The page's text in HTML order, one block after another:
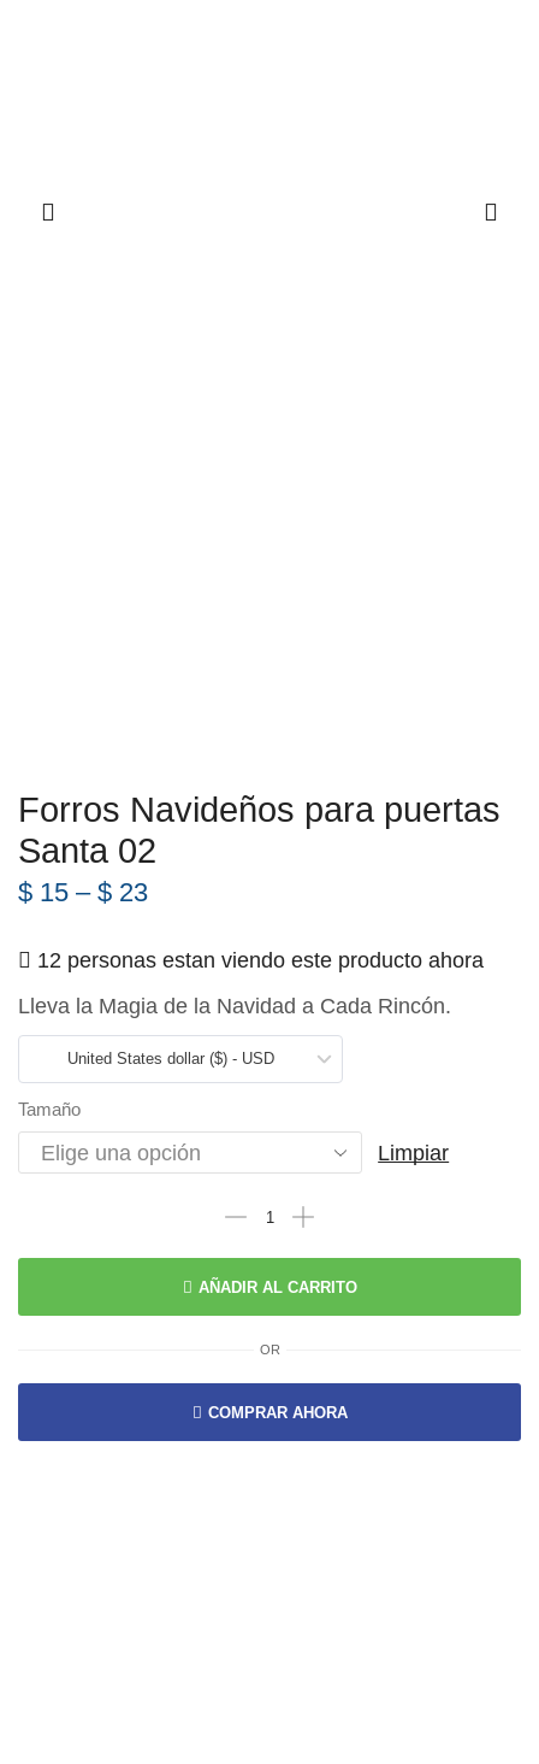
Forros Navideños para puertas
Santa 02
$ 15 – $ 23
12 personas estan viendo este producto ahora
Lleva la Magia de la Navidad a Cada Rincón.
United States dollar ($) - USD
Tamaño
Limpiar
AÑADIR AL CARRITO
OR
COMPRAR AHORA